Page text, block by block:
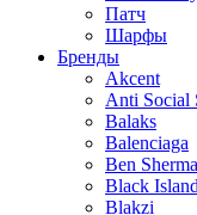
Патч
Шарфы
Бренды
Akcent
Anti Social
Balaks
Balenciaga
Ben
Black Island
Blakzi